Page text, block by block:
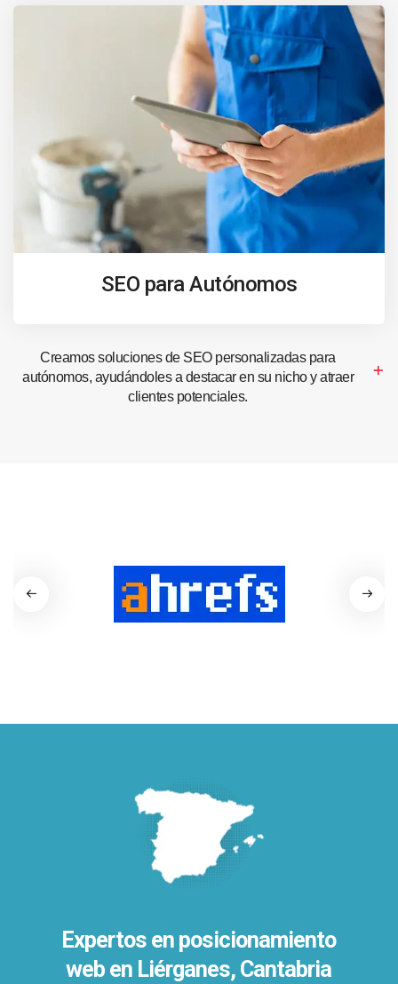
SEO para Autónomos
Creamos soluciones de SEO personalizadas para
autónomos, ayudándoles a destacar en su nicho y atraer
clientes potenciales.
Expertos en posicionamiento
web en Liérganes, Cantabria